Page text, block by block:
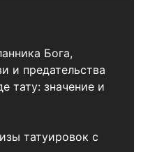
Бога,
и предательства
тату: значение и
татуировок с